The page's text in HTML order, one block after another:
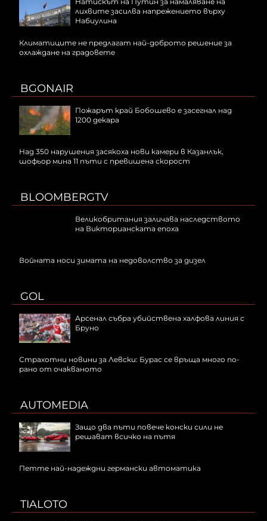
лихвите засилва напрежението върху
Набиулина
Климатиците не предлагат най-доброто решение за
охлаждане на градовете
BGONAIR
Пожарът край Бобошево е засегнал над
1200 декара
Над 350 нарушения засякоха нови камери в Казанлък,
шофьор мина 11 пъти с превишена скорост
BLOOMBERGTV
Великобритания заличава наследството
на Викторианската епоха
Войната носи зимата на недоволство за дизел
GOL
Арсенал събра убийствена халфова линия с
Бруно
Страхотни новини за Левски: Бурас се връща много по-
рано от очакваното
AUTOMEDIA
Защо два пъти повече конски сили не
решават всичко на пътя
Петте най-надеждни германски автоматика
TIALOTO